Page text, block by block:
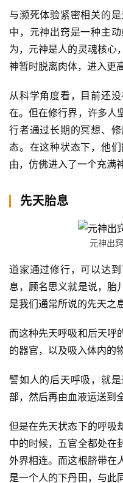
与濒死体验紧密相关的
中，元神出窍是一种主
为，元神是人的灵魂核心
神暂时脱离肉体，进入更
从科学角度看，目前还
在。但在修行界，许多人
行者通过长期的冥想、
态。在这种状态下，他
由，仿佛进入了一个充满
先天胎息
元神出
道家通过修行，可以达
息，顾名思义就是说，胎
是我们通常所说的先天之
而这种先天呼吸和后天呼
的器官，以及吸入体内的
譬如人的后天呼吸，就
部，然后再由血液运送到
但是在先天状态下的呼吸
中的时候，五官全都处在
外界相连。而这根脐带在
是一个人的下丹田，与此